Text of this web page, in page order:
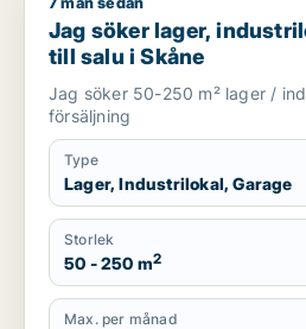
Jag söker lager, industrilokal
Jag söker lager,
till salu i Skåne
Jag söker 50-250 m² lager /
försäljning
Type
Lager, Industrilokal, Garage
Storlek
50 - 250 m2
Max. per månad